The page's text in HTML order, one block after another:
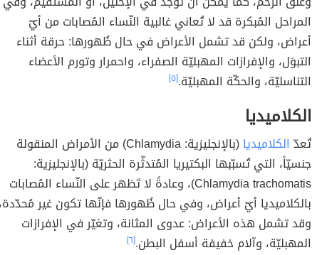
المراحل المُبكرة قد لا تُعاني غالبية النّساء المُصابات من أيّ
أعراض، ولكن قد تشمل الأعراض في حال ظُهورها: حرقة أثناء
التبوَل، والإفرازات المهبليّة الصفراء، واحمرار وتورم الأعضاء
التناسليّة، والحكّة المهبليّة.[٥]
الكلاميديا
تُعدّ الكلاميديا
(بالإنجليزية: Chlamydia) من الأمراض المنقولة
جنسيّاً، التي تُسبّبها البكتيريا المُتدثّرة الحثريّة (بالإنجليزية:
Chlamydia trachomatis)، وعادةً لا تَظهر على النّساء المُصابات
بالكلاميديا أيّ أعراض، وفي حال ظُهورها فإنّها تكون غير مُحدّدة،
وقد تشمل هذه الأعراض: عدوى المثانة، وتغيّر في الإفرازات
المهبليّة، وآلام خفيفة أسفل البطن.[٦]